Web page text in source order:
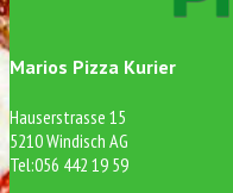
Marios Pizza Kurier
Hauserstrasse 15
5210 Windisch AG
Tel:056 442 19 59